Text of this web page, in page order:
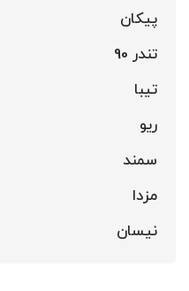
پیکان
تندر 90
تیبا
ریو
سمند
مزدا
نیسان